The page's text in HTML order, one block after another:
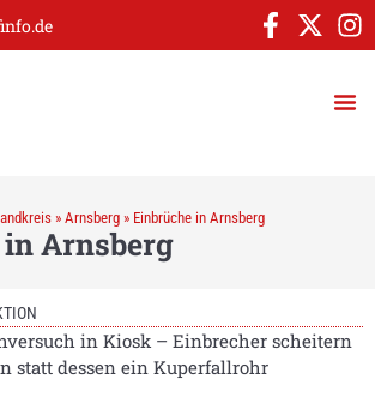
» Arnsberg » Einbrüche in Arnsberg
Arnsberg
in Kiosk – Einbrecher scheitern
statt dessen ein Kuperfallrohr